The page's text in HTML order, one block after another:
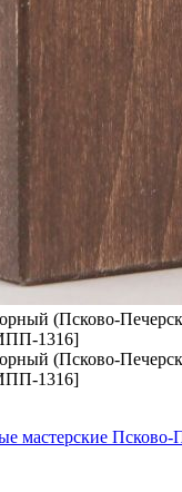
мастерские Псково-